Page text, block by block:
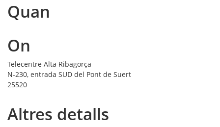
Quan
On
Telecentre Alta Ribagorça
N-230, entrada SUD del Pont de Suert
25520
Altres detalls